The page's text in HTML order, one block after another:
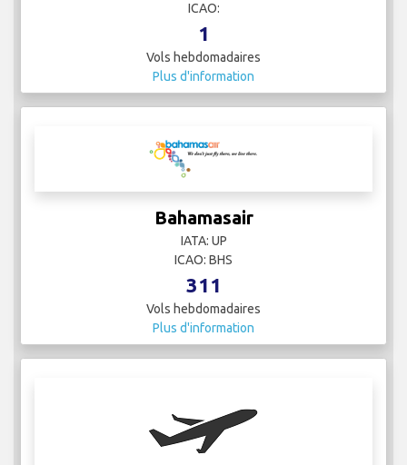
ICAO:
1
Vols hebdomadaires
Plus d'information
Bahamasair
IATA: UP
ICAO: BHS
311
Vols hebdomadaires
Plus d'information